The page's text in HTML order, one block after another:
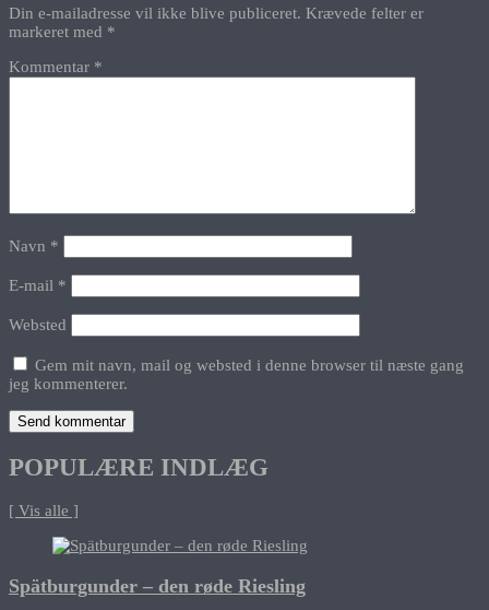
Din e-mailadresse vil ikke blive publiceret. Krævede felter er
markeret med *
Kommentar *
Navn *
E-mail *
Websted
Gem mit navn, mail og websted i denne browser til næste gang
jeg kommenterer.
POPULÆRE INDLÆG
[ Vis alle ]
Spätburgunder – den røde Riesling